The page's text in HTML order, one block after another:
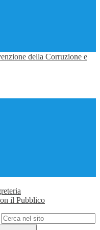
della Corruzione e
il Pubblico